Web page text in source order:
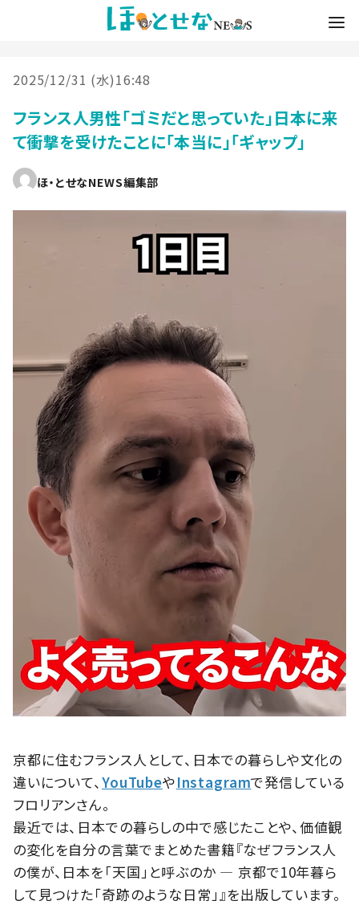
2025/12/31 (水)16:48
フランス人男性「ゴミだと思っていた」日本に来
て衝撃を受けたことに「本当に」「ギャップ」
ほ・とせなNEWS編集部
京都に住むフランス人として、日本での暮らしや文化の
違いについて、 YouTubeやInstagramで発信している
フロリアンさん。
最近では、日本での暮らしの中で感じたことや、価値観
の変化を自分の言葉でまとめた書籍『なぜフランス人
の僕が、日本を「天国」と呼ぶのか ― 京都で10年暮ら
して見つけた「奇跡のような日常」』を出版しています。